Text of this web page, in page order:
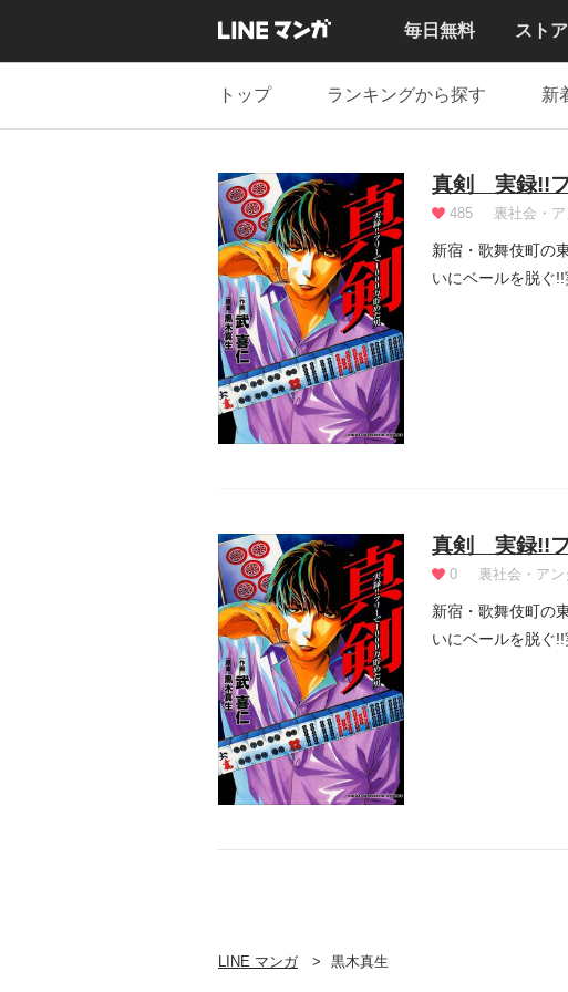
毎日無料 ストア
トップ ランキングから探す 新
真剣 実録!!フ
485 裏社会・
新宿・歌舞伎町の
いにベールを脱ぐ
真剣 実録!!フ
0 裏社会・アン
新宿・歌舞伎町の
いにベールを脱ぐ
LINE マンガ 黒木真生